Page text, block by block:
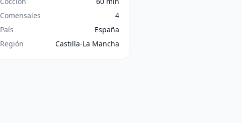
Comensales
4
País
España
Región
Castilla-La Mancha